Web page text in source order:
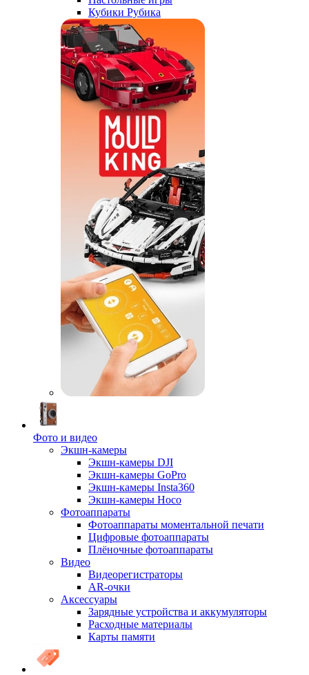
Кубики Рубика
Фото и видео
Экшн-камеры
Экшн-камеры DJI
Экшн-камеры GoPro
Экшн-камеры Insta360
Экшн-камеры Hoco
Фотоаппараты
Фотоаппараты моментальной печати
Цифровые фотоаппараты
Плёночные фотоаппараты
Видео
Видеорегистраторы
AR-очки
Аксессуары
Зарядные устройства и аккумуляторы
Расходные материалы
Карты памяти